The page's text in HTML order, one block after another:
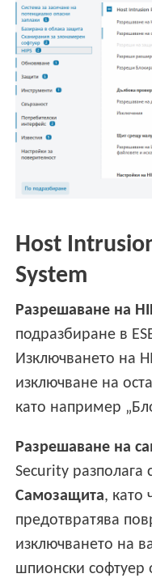
Host
System
Разрешаване на
подразбиране в
Изключването на
изключване на
като например
Разрешаване на
Security разполага
Самозащита, като
предотвратява
изключването на
шпионски софтуер